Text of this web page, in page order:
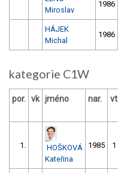
Miroslav
1986
HÁJEK
Michal
1986
kategorie C1W
por. vk jméno nar. vt
1.
HOŠKOVÁ
Kateřina
1985 1